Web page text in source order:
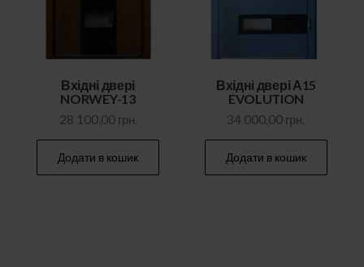
Вхідні двері
NORWEY-13
28 100,00 грн.
Додати в кошик
Вхідні двері А15
EVOLUTION
34 000,00 грн.
Додати в кошик